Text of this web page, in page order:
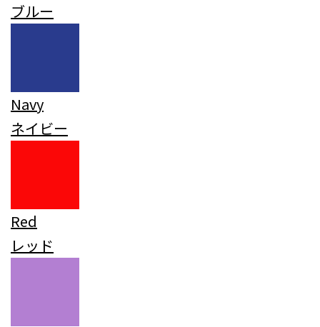
ブルー
Navy
ネイビー
Red
レッド